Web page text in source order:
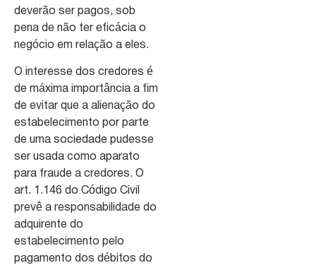
deverão ser pagos, sob
pena de não ter eficácia o
negócio em relação a eles.
O interesse dos credores é
de máxima importância a fim
de evitar que a alienação do
estabelecimento por parte
de uma sociedade pudesse
ser usada como aparato
para fraude a credores. O
art. 1.146 do Código Civil
prevê a responsabilidade do
adquirente do
estabelecimento pelo
pagamento dos débitos do